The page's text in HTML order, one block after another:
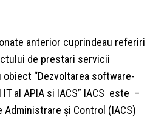
anterior cuprindeau referiri
de prestari servicii
“Dezvoltarea software-
al APIA si IACS” IACS este –
şi Control (IACS)